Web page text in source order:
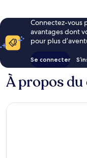
Connectez-vous
avantages dont
pour plus
Se connecter
À propos